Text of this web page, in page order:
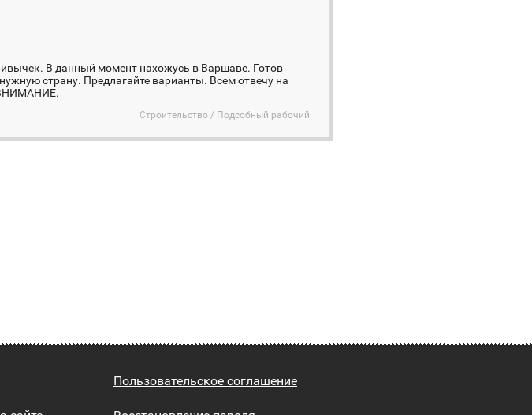
В данный момент нахожусь в Варшаве. Готов
страну. Предлагайте варианты. Всем отвечу на
Строительство / Подсобный рабочий
Пользовательское соглашение